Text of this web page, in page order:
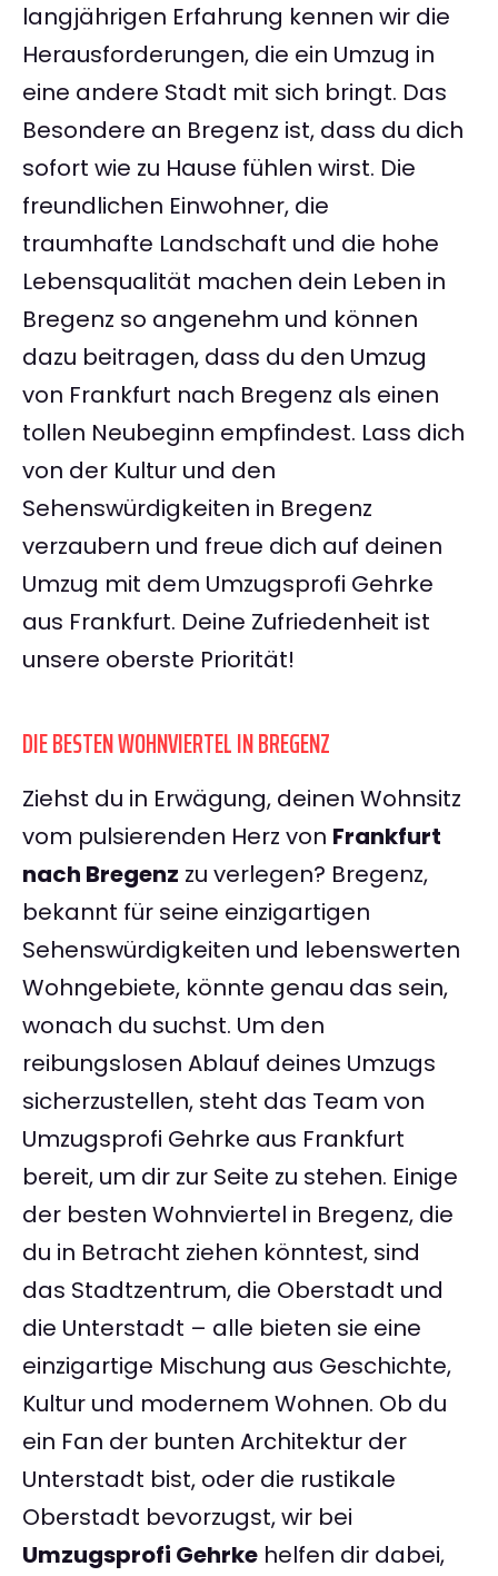
langjährigen Erfahrung kennen wir die
Herausforderungen, die ein Umzug in
eine andere Stadt mit sich bringt. Das
Besondere an Bregenz ist, dass du dich
sofort wie zu Hause fühlen wirst. Die
freundlichen Einwohner, die
traumhafte Landschaft und die hohe
Lebensqualität machen dein Leben in
Bregenz so angenehm und können
dazu beitragen, dass du den Umzug
von Frankfurt nach Bregenz als einen
tollen Neubeginn empfindest. Lass dich
von der Kultur und den
Sehenswürdigkeiten in Bregenz
verzaubern und freue dich auf deinen
Umzug mit dem Umzugsprofi Gehrke
aus Frankfurt. Deine Zufriedenheit ist
unsere oberste Priorität!
DIE BESTEN WOHNVIERTEL IN BREGENZ
Ziehst du in Erwägung, deinen Wohnsitz
vom pulsierenden Herz von Frankfurt
nach Bregenz zu verlegen? Bregenz,
bekannt für seine einzigartigen
Sehenswürdigkeiten und lebenswerten
Wohngebiete, könnte genau das sein,
wonach du suchst. Um den
reibungslosen Ablauf deines Umzugs
sicherzustellen, steht das Team von
Umzugsprofi Gehrke aus Frankfurt
bereit, um dir zur Seite zu stehen. Einige
der besten Wohnviertel in Bregenz, die
du in Betracht ziehen könntest, sind
das Stadtzentrum, die Oberstadt und
die Unterstadt – alle bieten sie eine
einzigartige Mischung aus Geschichte,
Kultur und modernem Wohnen. Ob du
ein Fan der bunten Architektur der
Unterstadt bist, oder die rustikale
Oberstadt bevorzugst, wir bei
Umzugsprofi Gehrke helfen dir dabei,